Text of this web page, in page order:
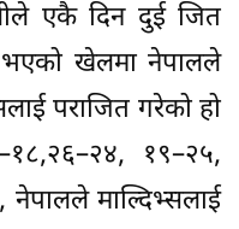
एकै दिन दुई जित
भएको खेलमा नेपालले
पराजित गरेको हो
१९–२५,
नेपालले माल्दिभ्सलाई